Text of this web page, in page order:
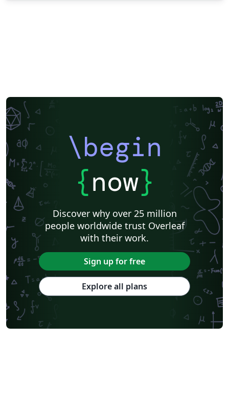
\begin
{now}
Discover why over 25 million
people worldwide trust Overleaf
with their work.
Sign up for free
Explore all plans